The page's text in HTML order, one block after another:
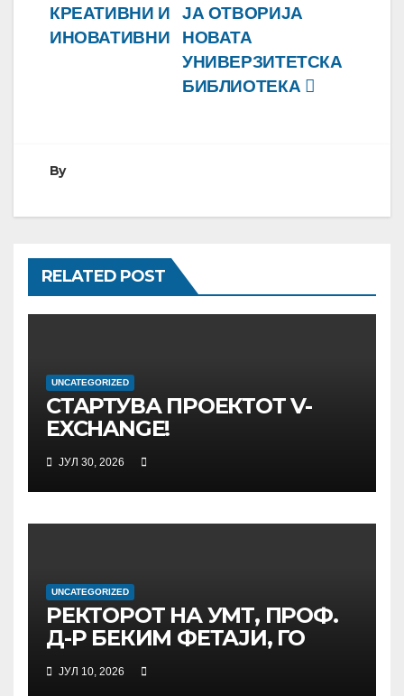
ЈА ОТВОРИЈА
НОВАТА
УНИВЕРЗИТЕТСКА
БИБЛИОТЕКА
КРЕАТИВНИ И
ИНОВАТИВНИ
By
RELATED POST
UNCATEGORIZED
СТАРТУВА ПРОЕКТОТ V-
EXCHANGE!
УНИВЕРЗИТЕТОТ „МАЈКА
ТЕРЕЗА“ ВО СКОПЈЕ ЈА
ПРЕДВОДИ
МЕЃУНАРОДНАТА
ОБРАЗОВАНИЕ И
ГЛОБАЛНО ГРАЃАНСТВО
ЈУЛ 30, 2026
UNCATEGORIZED
РЕКТОРОТ НА УМТ, ПРОФ.
Д-Р БЕКИМ ФЕТАЈИ, ГО
ПРЕЧЕКА НА ОФИЦИЈАЛНА
СРЕДБА ГЕНЕРАЛНИОТ
ЈУЛ 10, 2026